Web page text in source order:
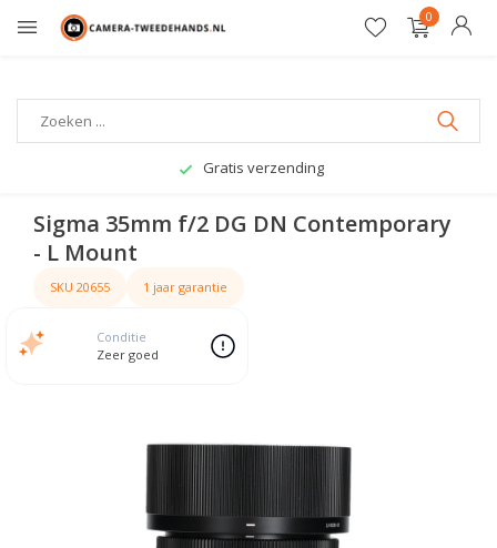
0
Gratis verzending
Sigma 35mm f/2 DG DN Contemporary
- L Mount
SKU 20655 1 jaar garantie
Conditie
Zeer goed